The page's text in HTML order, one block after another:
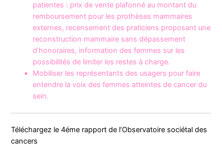
patientes : prix de vente plafonné au montant du
remboursement pour les prothèses mammaires
externes, recensement des praticiens proposant une
reconstruction mammaire sans dépassement
d’honoraires, information des femmes sur les
possibilités de limiter les restes à charge.
Mobiliser les représentants des usagers pour faire
entendre la voix des femmes atteintes de cancer du
sein.
Téléchargez le 4éme rapport de l’Observatoire sociétal des
cancers